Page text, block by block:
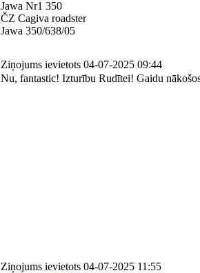
Jawa Nr1 350
ČZ Cagiva roadster
Jawa 350/638/05
Ziņojums ievietots 04-07-2025 09:44
Nu, fantastic! Izturību Rudītei! Gaidu
Ziņojums ievietots 04-07-2025 11:55